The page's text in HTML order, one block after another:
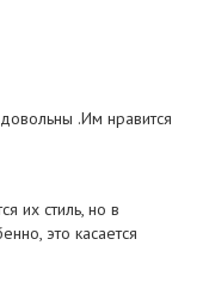
.Им нравится
их стиль, но в
это касается